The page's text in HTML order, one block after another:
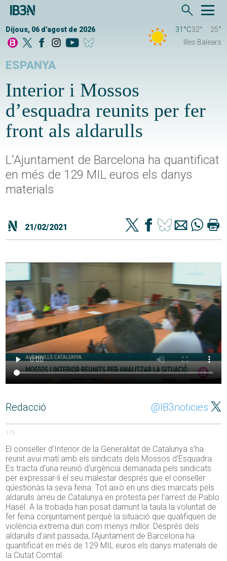
Dijous, 06 d'agost de 2026 31°C32°
25°
Illes Balears
ESPANYA
Interior i Mossos
d’esquadra reunits per fer
front als aldarulls
L'Ajuntament de Barcelona ha quantificat
en més de 129 MIL euros els danys
materials
21/02/2021
Redacció @IB3noticies
173
El conseller d’Interior de la Generalitat de Catalunya s’ha
reunit avui matí amb els sindicats dels Mossos d’Esquadra.
Es tracta d’una reunió d’urgència demanada pels sindicats
per expressar-li el seu malestar després que el conseller
qüestionàs la seva feina. Tot això en uns dies marcats pels
aldarulls arreu de Catalunya en protesta per l’arrest de Pablo
Hasél. A la trobada han posat damunt la taula la voluntat de
fer feina conjuntament perquè la situació que qualifiquen de
violència extrema duri com menys millor. Després dels
aldarulls d’anit passada, l’Ajuntament de Barcelona ha
quantificat en més de 129 MIL euros els danys materials de
la Ciutat Comtal.